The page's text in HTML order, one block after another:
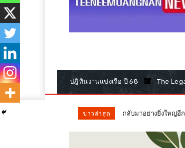
ปฎิทินงานแข่งเรือ ปี 68 The
ข่าวล่าสุด ผลการนับคะแนน การ